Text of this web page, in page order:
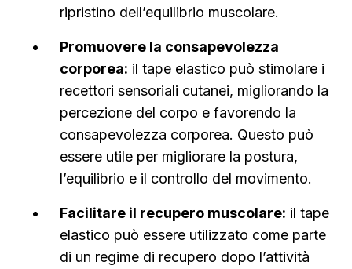
ripristino dell’equilibrio muscolare.
Promuovere la consapevolezza
corporea: il tape elastico può stimolare i
recettori sensoriali cutanei, migliorando la
percezione del corpo e favorendo la
consapevolezza corporea. Questo può
essere utile per migliorare la postura,
l’equilibrio e il controllo del movimento.
Facilitare il recupero muscolare: il tape
elastico può essere utilizzato come parte
di un regime di recupero dopo l’attività